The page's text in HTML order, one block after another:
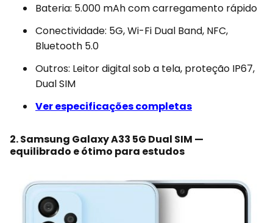
Bateria: 5.000 mAh com carregamento rápido
Conectividade: 5G, Wi-Fi Dual Band, NFC,
Bluetooth 5.0
Outros: Leitor digital sob a tela, proteção IP67,
Dual SIM
Ver especificações completas
2. Samsung Galaxy A33 5G Dual SIM —
equilibrado e ótimo para estudos